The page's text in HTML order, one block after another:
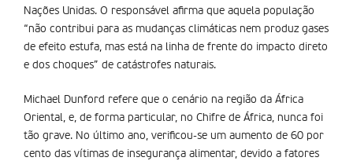
Nações Unidas. O responsável afirma que aquela população
“não contribui para as mudanças climáticas nem produz gases
de efeito estufa, mas está na linha de frente do impacto direto
e dos choques” de catástrofes naturais.
Michael Dunford refere que o cenário na região da África
Oriental, e, de forma particular, no Chifre de África, nunca foi
tão grave. No último ano, verificou-se um aumento de 60 por
cento das vítimas de insegurança alimentar, devido a fatores